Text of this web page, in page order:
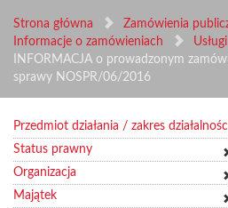
Strona główna
Zamówienia
Informacje o zamówieniach
Usługi
INFORMACJA o prowadzonym
sprawy NOSPR/06/2016
Przedmiot działania / zakres
Status prawny
Organizacja
Majątek